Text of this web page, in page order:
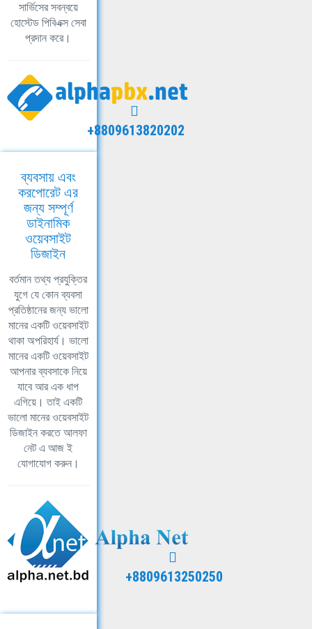
সার্ভিসের সবন্বয়ে
হোস্টেড পিবিএক্স সেবা
প্রদান করে।
+8809613820202
ব্যবসায় এবং
করপোরেট এর
জন্য সম্পূর্ণ
ডাইনামিক
ওয়েবসাইট
ডিজাইন
বর্তমান তথ্য প্রযুক্তির
যুগে যে কোন ব্যবসা
প্রতিষ্ঠানের জন্য ভালো
মানের একটি ওয়েবসাইট
থাকা অপরিহার্য। ভালো
মানের একটি ওয়েবসাইট
আপনার ব্যবসাকে নিয়ে
যাবে আর এক ধাপ
এগিয়ে। তাই একটি
ভালো মানের ওয়েবসাইট
ডিজাইন করতে আলফা
নেট এ আজ ই
যোগাযোগ করুন।
+8809613250250